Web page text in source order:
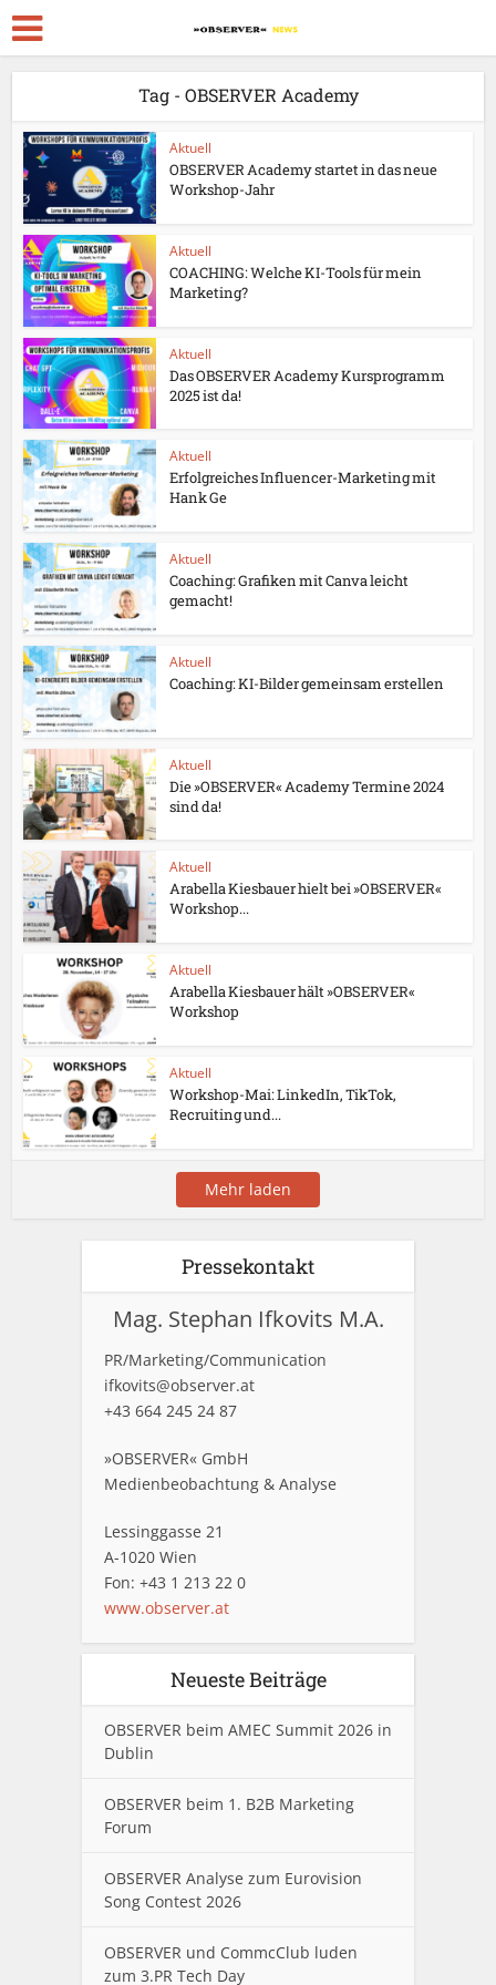
Tag - OBSERVER Academy
Aktuell
OBSERVER Academy startet in das neue
Workshop-Jahr
Aktuell
COACHING: Welche KI-Tools für mein
Marketing?
Aktuell
Das OBSERVER Academy Kursprogramm
2025 ist da!
Aktuell
Erfolgreiches Influencer-Marketing mit
Hank Ge
Aktuell
Coaching: Grafiken mit Canva leicht
gemacht!
Aktuell
Coaching: KI-Bilder gemeinsam erstellen
Aktuell
Die »OBSERVER« Academy Termine 2024
sind da!
Aktuell
Arabella Kiesbauer hielt bei »OBSERVER«
Workshop...
Aktuell
Arabella Kiesbauer hält »OBSERVER«
Workshop
Aktuell
Workshop-Mai: LinkedIn, TikTok,
Recruiting und...
Mehr laden
Pressekontakt
Mag. Stephan Ifkovits M.A.
PR/Marketing/Communication
ifkovits@observer.at
+43 664 245 24 87
»OBSERVER« GmbH
Medienbeobachtung & Analyse
Lessinggasse 21
A-1020 Wien
Fon: +43 1 213 22 0
www.observer.at
Neueste Beiträge
OBSERVER beim AMEC Summit 2026 in
Dublin
OBSERVER beim 1. B2B Marketing
Forum
OBSERVER Analyse zum Eurovision
Song Contest 2026
OBSERVER und CommcClub luden
zum 3.PR Tech Day